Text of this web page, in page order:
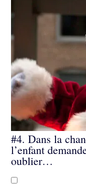
#4. Dans la
l’enfant
oublier…